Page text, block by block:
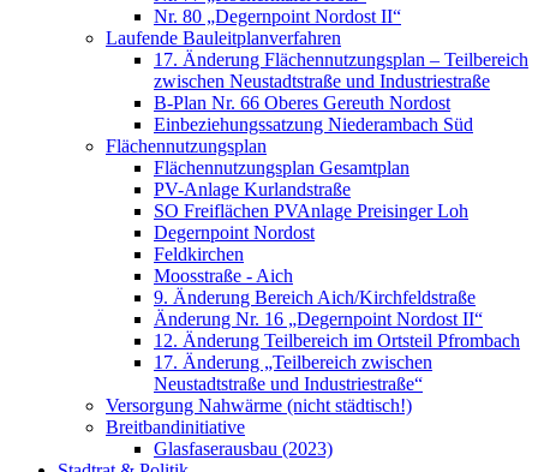
Nr. 80 „Degernpoint Nordost II“
Laufende Bauleitplanverfahren
17. Änderung Flächennutzungsplan – Teilbereich
zwischen Neustadtstraße und Industriestraße
B-Plan Nr. 66 Oberes Gereuth Nordost
Einbeziehungssatzung Niederambach Süd
Flächennutzungsplan
Flächennutzungsplan Gesamtplan
PV-Anlage Kurlandstraße
SO Freiflächen PV­Anlage Preisinger Loh
Degernpoint Nordost
Feldkirchen
Moosstraße - Aich
9. Änderung Bereich Aich/Kirchfeldstraße
Änderung Nr. 16 „Degernpoint Nordost II“
12. Änderung Teilbereich im Ortsteil Pfrombach
17. Änderung „Teilbereich zwischen
Neustadtstraße und Industriestraße“
Versorgung Nahwärme (nicht städtisch!)
Breitbandinitiative
Glasfaserausbau (2023)